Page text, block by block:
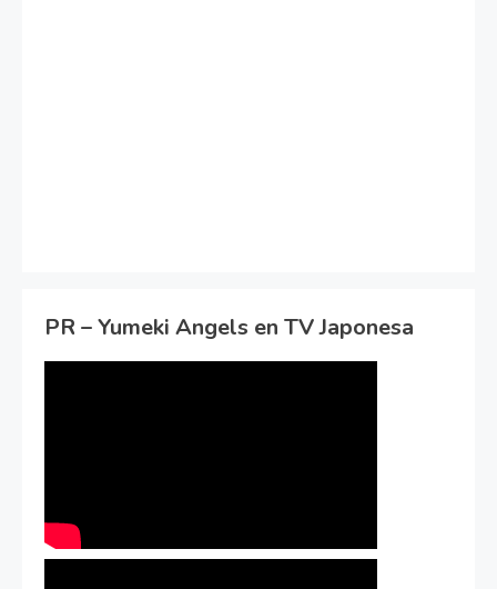
PR – Yumeki Angels en TV Japonesa